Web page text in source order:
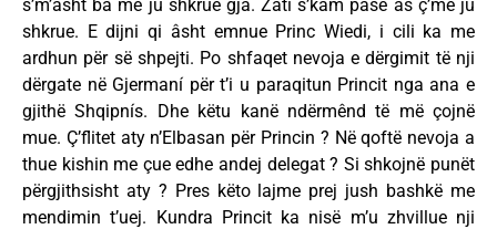
s’m’âsht bâ me ju shkrue gjâ. Zati s’kam pasë as ç’me ju
shkrue. E dijni qi âsht emnue Princ Wiedi, i cili ka me
ardhun për së shpejti. Po shfaqet nevoja e dërgimit të nji
dërgate në Gjermaní për t’i u paraqitun Princit nga ana e
gjithë Shqipnís. Dhe këtu kanë ndërmênd të më çojnë
mue. Ç’flitet aty n’Elbasan për Princin ? Në qoftë nevoja a
thue kishin me çue edhe andej delegat ? Si shkojnë punët
përgjithsisht aty ? Pres këto lajme prej jush bashkë me
mendimin t’uej. Kundra Princit ka nisë m’u zhvillue nji